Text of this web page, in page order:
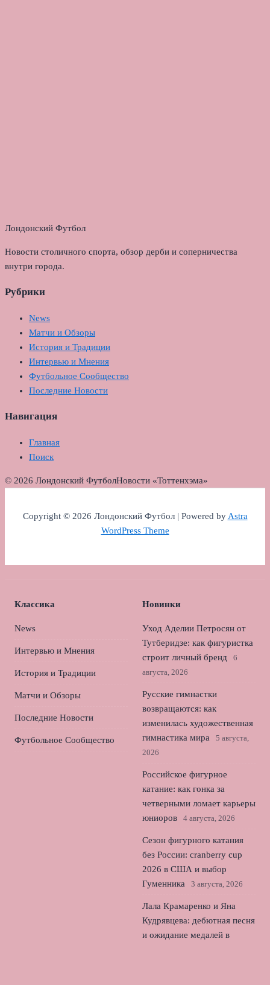
Лондонский Футбол
Новости столичного спорта, обзор дерби и соперничества
внутри города.
Рубрики
News
Матчи и Обзоры
История и Традиции
Интервью и Мнения
Футбольное Сообщество
Последние Новости
Навигация
Главная
Поиск
© 2026 Лондонский ФутболНовости «Тоттенхэма»
Copyright © 2026 Лондонский Футбол | Powered byAstra
WordPress Theme
Классика
News
Интервью и Мнения
История и Традиции
Матчи и Обзоры
Последние Новости
Футбольное Сообщество
Новинки
Уход Аделии Петросян от
Тутберидзе: как фигуристка
строит личный бренд
6
августа, 2026
Русские гимнастки
возвращаются: как
изменилась художественная
гимнастика мира
5 августа,
2026
Российское фигурное
катание: как гонка за
четверными ломает карьеры
юниоров
4 августа, 2026
Сезон фигурного катания
без России: cranberry cup
2026 в США и выбор
Гуменника
3 августа, 2026
Лала Крамаренко и Яна
Кудрявцева: дебютная песня
и ожидание медалей в